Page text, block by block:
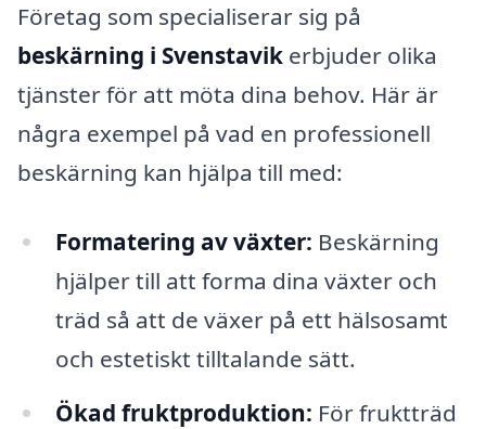
Företag som specialiserar sig på
beskärning i Svenstavik erbjuder olika
tjänster för att möta dina behov. Här är
några exempel på vad en professionell
beskärning kan hjälpa till med:
Formatering av växter: Beskärning
hjälper till att forma dina växter och
träd så att de växer på ett hälsosamt
och estetiskt tilltalande sätt.
Ökad fruktproduktion: För fruktträd